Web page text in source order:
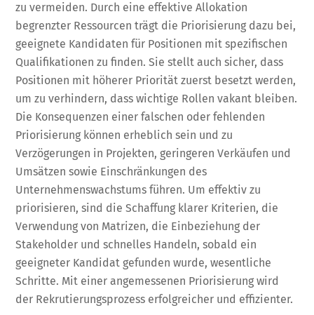
zu vermeiden. Durch eine effektive Allokation
begrenzter Ressourcen trägt die Priorisierung dazu bei,
geeignete Kandidaten für Positionen mit spezifischen
Qualifikationen zu finden. Sie stellt auch sicher, dass
Positionen mit höherer Priorität zuerst besetzt werden,
um zu verhindern, dass wichtige Rollen vakant bleiben.
Die Konsequenzen einer falschen oder fehlenden
Priorisierung können erheblich sein und zu
Verzögerungen in Projekten, geringeren Verkäufen und
Umsätzen sowie Einschränkungen des
Unternehmenswachstums führen. Um effektiv zu
priorisieren, sind die Schaffung klarer Kriterien, die
Verwendung von Matrizen, die Einbeziehung der
Stakeholder und schnelles Handeln, sobald ein
geeigneter Kandidat gefunden wurde, wesentliche
Schritte. Mit einer angemessenen Priorisierung wird
der Rekrutierungsprozess erfolgreicher und effizienter.